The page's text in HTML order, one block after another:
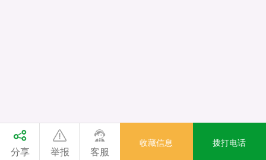
分享 举报 客服
收藏信息 拨打电话